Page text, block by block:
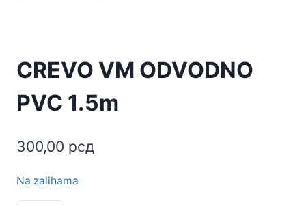
CREVO VM ODVODNO
PVC 1.5m
300,00 рсд
Na zalihama